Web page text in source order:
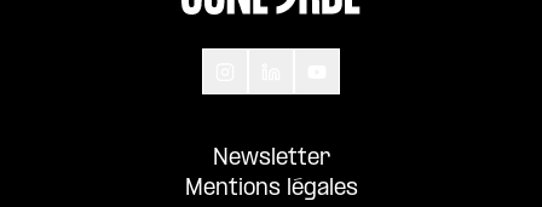
Newsletter
Mentions légales